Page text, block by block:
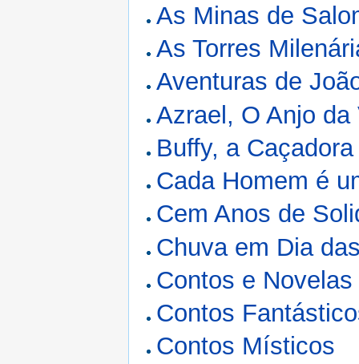
As Minas de
As Torres
Aventuras de
Azrael, O Anjo da
Buffy, a
Cada Homem é
Cem Anos de
Chuva em Dia
Contos e Novelas
Contos
Contos Místicos